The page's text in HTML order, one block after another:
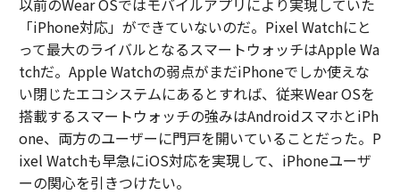
以前のWear OSではモバイルアプリにより実現していた
「iPhone対応」ができていないのだ。Pixel Watchにと
って最大のライバルとなるスマートウォッチはApple Wa
tchだ。Apple Watchの弱点がまだiPhoneでしか使えな
い閉じたエコシステムにあるとすれば、従来Wear OSを
搭載するスマートウォッチの強みはAndroidスマホとiPh
one、両方のユーザーに門戸を開いていることだった。P
ixel Watchも早急にiOS対応を実現して、iPhoneユーザ
ーの関心を引きつけたい。